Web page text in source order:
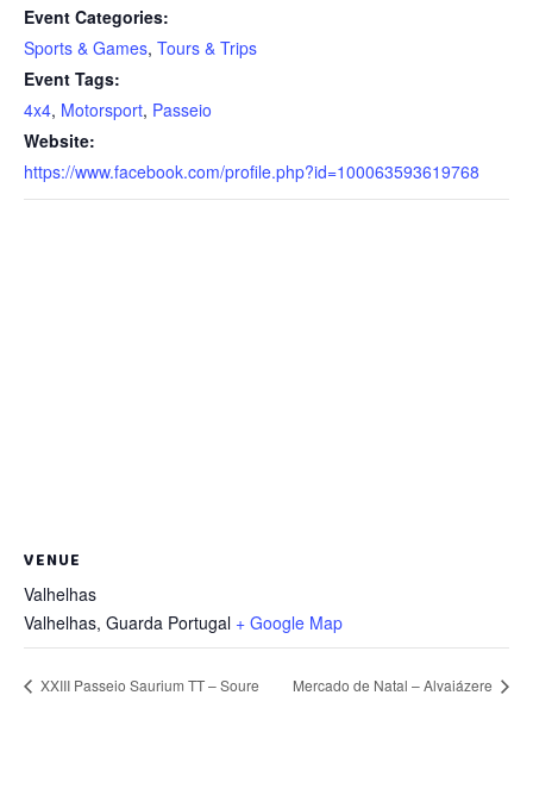
Event Categories:
Sports & Games, Tours & Trips
Event Tags:
4x4, Motorsport, Passeio
Website:
https://www.facebook.com/profile.php?id=100063593619768
VENUE
Valhelhas
Valhelhas, Guarda Portugal + Google Map
XXIII Passeio Saurium TT – Soure Mercado de Natal – Alvaiázere